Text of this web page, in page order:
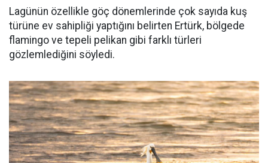
Lagünün özellikle göç dönemlerinde çok sayıda kuş
türüne ev sahipliği yaptığını belirten Ertürk, bölgede
flamingo ve tepeli pelikan gibi farklı türleri
gözlemlediğini söyledi.